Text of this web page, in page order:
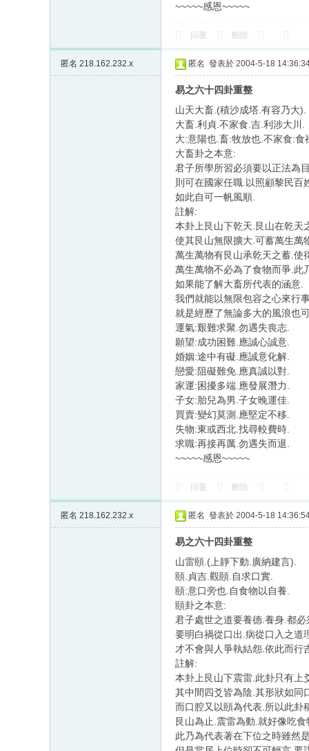
~~~~~感恩~~~~~
回覆 刪除
匿名 218.162.232.x 匿名 發表於 2004-5-18
易之六十四卦重整
山天大畜.(積沙成塔.有容乃大).
大畜.利貞.不家食.吉.利涉大川.
大:意陽也.畜:牧放也.不家食:食
大畜卦之本意:
君子所學所習必須要以正法為
則可在國家任職.以照顧黎民百
如此自可一帆風順.
註解:
本卦上艮山下乾天.艮山在乾天
使其艮山無限擴大.可蓄萬生萬
萬生萬物有艮山承乾天之蓄.使
萬生萬物不必為了食物而爭.此
如果能了解大畜所代表的涵意.
我們就能以無限包容之心來行
就是經歷了無論多大的風浪也
運氣:艱難求聚.勿遇失喪志.
願望:成功困難.應誠心誠意.
婚姻:途中有礙.應誠意化解.
戀愛:阻礙難免.應真誠以對.
家運:困擾多端.應發展潛力.
子女:胎兒為男.子女晚運佳.
買賣:變幻莫測.應堅定不移.
失物:東或西北.找尋較費時.
求職:再接再厲.勿遇失而退.
~~~~~感恩~~~~~
回覆 刪除
匿名 218.162.232.x 匿名 發表於 2004-5-18
易之六十四卦重整
山雷頤.(上靜下動.廣納建言).
頤.貞吉.觀頤.自求口實.
頤:意口旁也.自食物以自養.
頤卦之本意:
君子處世之道要養德.養身.都必
要明白禍從口出.病從口入之道
才不會與人爭執結怨.依此而行
註解:
本卦上艮山下震雷.此卦只有上
其中間四爻皆為陰.其形狀如同
而口腔又以頤為代表.所以此卦
艮山為止.震雷為動.就好像吃食
此乃為代表著在下位之時雖然